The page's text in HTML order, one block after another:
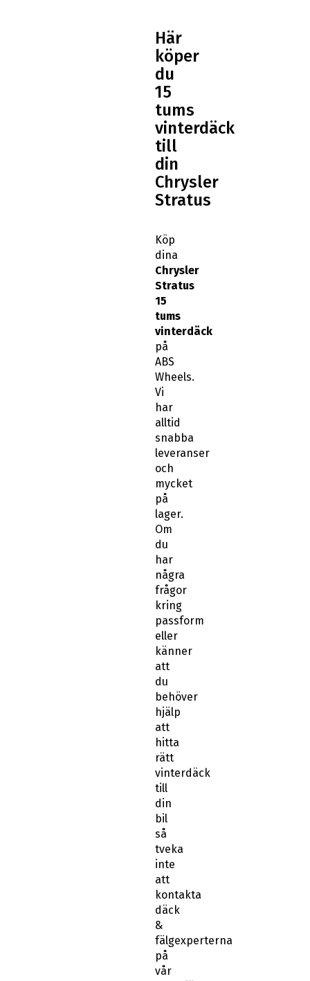
Här
köper
du
15
tums
vinterdäck
till
din
Chrysler
Stratus
Köp
dina
Chrysler
Stratus
15
tums
vinterdäck
på
ABS
Wheels.
Vi
har
alltid
snabba
leveranser
och
mycket
på
lager.
Om
du
har
några
frågor
kring
passform
eller
känner
att
du
behöver
hjälp
att
hitta
rätt
vinterdäck
till
din
bil
så
tveka
inte
att
kontakta
däck
&
fälgexperterna
på
vår